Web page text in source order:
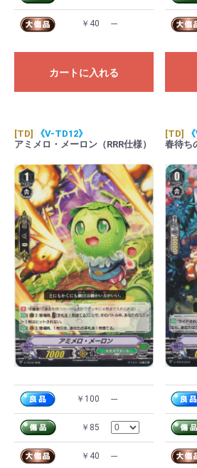
￥40 ---
カートに入れる
[TD]
《V-TD12》
アミメロ・メーロン（RRR仕様）
￥100 ---
￥85
￥40 ---
[TD]
春待ち